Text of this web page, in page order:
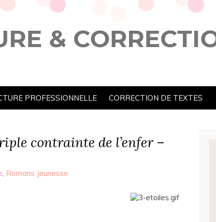
&
PROFESSIONNELLE CORRECTION DE TEXTES
contrainte de l’enfer –
, Romans Jeunesse